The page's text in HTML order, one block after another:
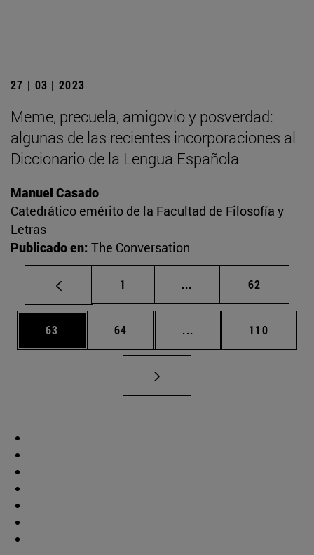
27 | 03 | 2023
Meme, precuela, amigovio y posverdad:
algunas de las recientes incorporaciones al
Diccionario de la Lengua Española
Manuel Casado
Catedrático emérito de la Facultad de Filosofía y
Letras
Publicado en: The Conversation
Página
1 ... Páginas intermedias
Página
62
Página
63 Página
64 ... Páginas intermedias
Página
110